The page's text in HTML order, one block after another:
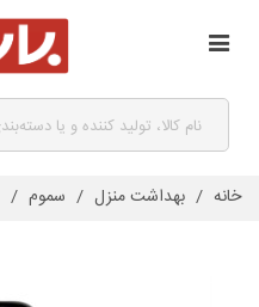
خانه / بهداشت منزل / سموم /